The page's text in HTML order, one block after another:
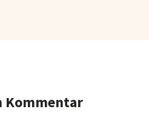
Kommentar